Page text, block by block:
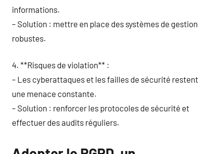
informations.
– Solution : mettre en place des systèmes de gestion
robustes.
4. **Risques de violation** :
– Les cyberattaques et les failles de sécurité restent
une menace constante.
– Solution : renforcer les protocoles de sécurité et
effectuer des audits réguliers.